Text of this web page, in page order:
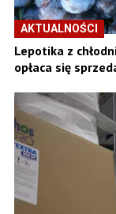
AKTUALNOŚCI
Lepotika z
opłaca się